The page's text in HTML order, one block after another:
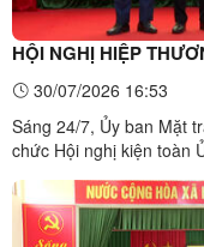
HỘI NGHỊ HIỆP
VÀ CỬ PHÓ CHỦ
KỲ 2025 – 2030
30/07/2026 16:53
Sáng 24/7, Ủy ban Mặt
chức Hội nghị kiện toàn
Việt Nam xã, nhiệm kỳ
Thu, Phó Bí thư